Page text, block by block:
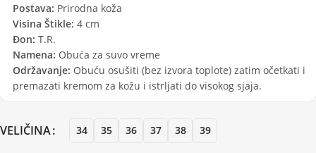
Postava: Prirodna koža
Visina Štikle: 4 cm
Đon: T.R.
Namena: Obuća za suvo vreme
Održavanje: Obuću osušiti (bez izvora toplote) zatim očetkati i
premazati kremom za kožu i istrljati do visokog sjaja.
VELIČINA 34 35 36 37 38 39